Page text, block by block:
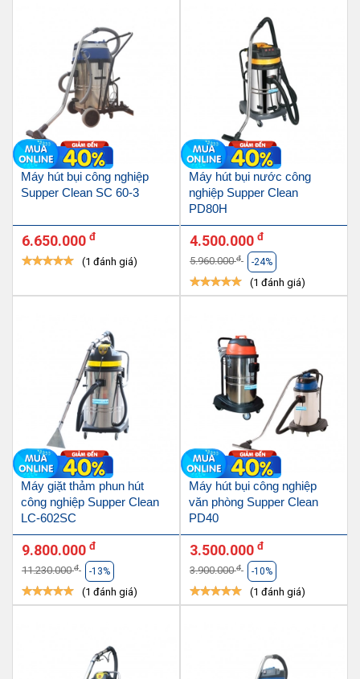
Máy hút bụi công nghiệp
Supper Clean SC 60-3
6.650.000 đ
(1 đánh giá)
Máy hút bụi nước công
nghiệp Supper Clean
PD80H
4.500.000 đ
5.960.000đ -24%
(1 đánh giá)
Máy giặt thảm phun hút
công nghiệp Supper Clean
LC-602SC
9.800.000 đ
11.230.000đ -13%
(1 đánh giá)
Máy hút bụi công nghiệp
văn phòng Supper Clean
PD40
3.500.000 đ
3.900.000đ -10%
(1 đánh giá)